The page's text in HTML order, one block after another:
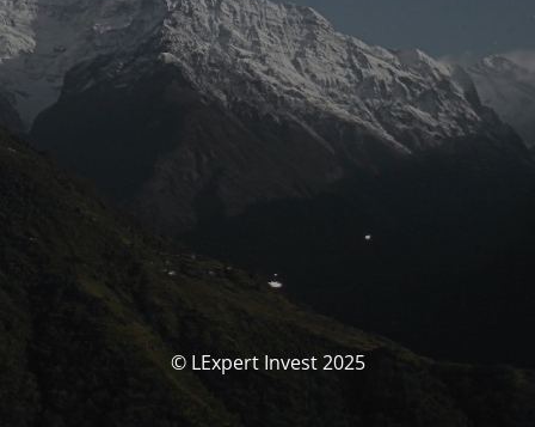
© LExpert Invest 2025